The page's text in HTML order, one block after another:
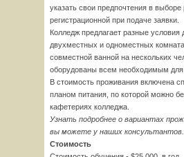
указать свои предпочтения в выборе
регистрационной при подаче заявки.
Колледж предлагает разные условия
двухместных и одноместных
совместной ванной на нескольких
оборудованы всем необходимым для
В стоимость проживания включена
планом питания, по которой можно
кафетериях колледжа.
Узнать подробнее о вариантах
вы можете у наших консультантов.
Стоимость